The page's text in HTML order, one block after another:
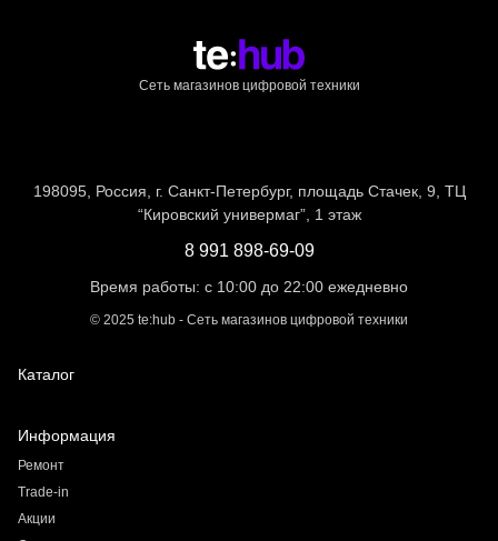
Сеть магазинов цифровой техники
198095, Россия, г. Санкт-Петербург, площадь Стачек, 9, ТЦ
“Кировский универмаг”, 1 этаж
8 991 898-69-09
Время работы: с 10:00 до 22:00 ежедневно
© 2025 te:hub - Сеть магазинов цифровой техники
Каталог
Информация
Ремонт
Trade-in
Акции